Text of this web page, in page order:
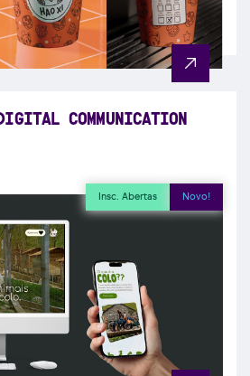
COMMUNICATION
Insc. Abertas Novo!